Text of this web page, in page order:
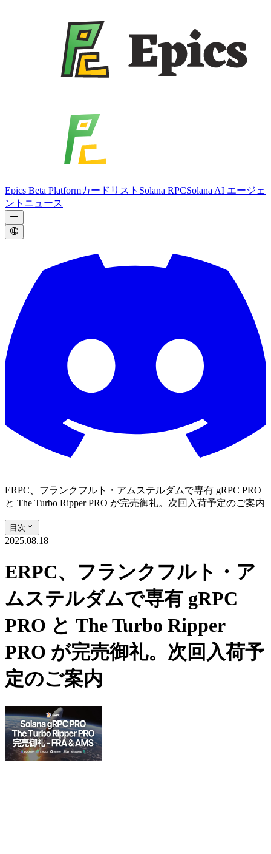
Epics Beta Platformカードリスト Solana RPCSolana AI エージェ
ント ニュース
ERPC、フランクフルト・アムステルダムで専有 gRPC PRO
と The Turbo Ripper PRO が完売御礼。次回入荷予定のご案内
目次
2025.08.18
ERPC、フランクフルト・ア
ムステルダムで専有 gRPC
PRO と The Turbo Ripper
PRO が完売御礼。次回入荷予
定のご案内